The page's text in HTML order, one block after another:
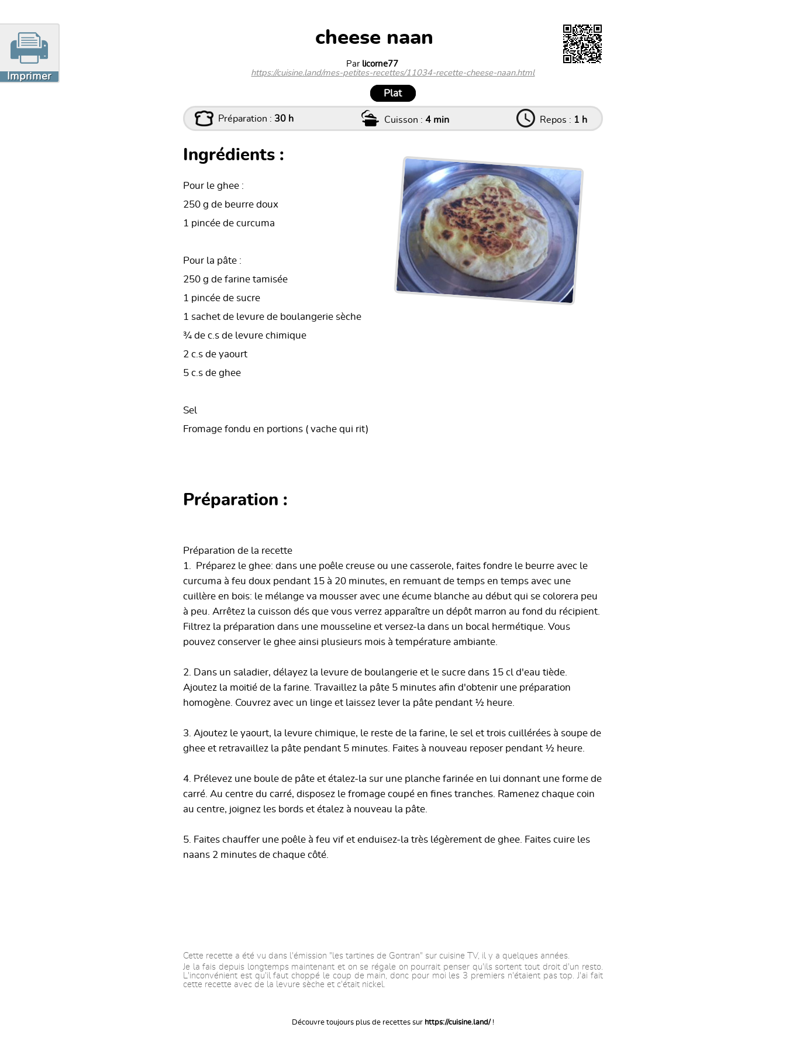
Imprimer
cheese naan
Par licorne77
https://cuisine.land/mes-petites-recettes/11034-recette-cheese-naan.html
Plat
Préparation : 30 h Cuisson :4 min Repos : 1 h
Ingrédients :
Pour le ghee :
250 g de beurre doux
1 pincée de curcuma
Pour la pâte :
250 g de farine tamisée
1 pincée de sucre
1 sachet de levure de boulangerie sèche
¾ de c.s de levure chimique
2 c.s de yaourt
5 c.s de ghee
Sel
Fromage fondu en portions ( vache qui rit)
Préparation :
Préparation de la recette
1. Préparez le ghee: dans une poêle creuse ou une casserole, faites fondre le beurre avec le
curcuma à feu doux pendant 15 à 20 minutes, en remuant de temps en temps avec une
cuillère en bois: le mélange va mousser avec une écume blanche au début qui se colorera peu
à peu. Arrêtez la cuisson dés que vous verrez apparaître un dépôt marron au fond du récipient.
Filtrez la préparation dans une mousseline et versez-la dans un bocal hermétique. Vous
pouvez conserver le ghee ainsi plusieurs mois à température ambiante.
2. Dans un saladier, délayez la levure de boulangerie et le sucre dans 15 cl d'eau tiède.
Ajoutez la moitié de la farine. Travaillez la pâte 5 minutes afin d'obtenir une préparation
homogène. Couvrez avec un linge et laissez lever la pâte pendant ½ heure.
3. Ajoutez le yaourt, la levure chimique, le reste de la farine, le sel et trois cuillérées à soupe de
ghee et retravaillez la pâte pendant 5 minutes. Faites à nouveau reposer pendant ½ heure.
4. Prélevez une boule de pâte et étalez-la sur une planche farinée en lui donnant une forme de
carré. Au centre du carré, disposez le fromage coupé en fines tranches. Ramenez chaque coin
au centre, joignez les bords et étalez à nouveau la pâte.
5. Faites chauffer une poêle à feu vif et enduisez-la très légèrement de ghee. Faites cuire les
naans 2 minutes de chaque côté.
Cette recette a été vu dans l'émission "les tartines de Gontran" sur cuisine TV, il y a quelques années.
Je la fais depuis longtemps maintenant et on se régale on pourrait penser qu'ils sortent tout droit d'un resto.
L'inconvénient est qu'il faut choppé le coup de main, donc pour moi les 3 premiers n'étaient pas top. J'ai fait
cette recette avec de la levure sèche et c'était nickel.
Découvre toujours plus de recettes sur https://cuisine.land/!